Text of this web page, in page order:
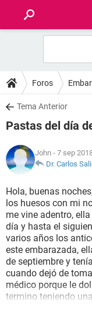
FOROS
SALUD
NUTRICIÓN
BIENESTAR
SEXUALIDAD
GLOSARIO
Foros
Tema Anterior
Pastas del día
John - 7 sep
Dr. Carlos
Hola, buenas
los huesos con mi
me vine adentro,
día y hasta el
varios años los
este embarazada,
de septiembre y
cuando dejó de
médico porque le
termino teniendo
anticonceptivos y
estamos algo